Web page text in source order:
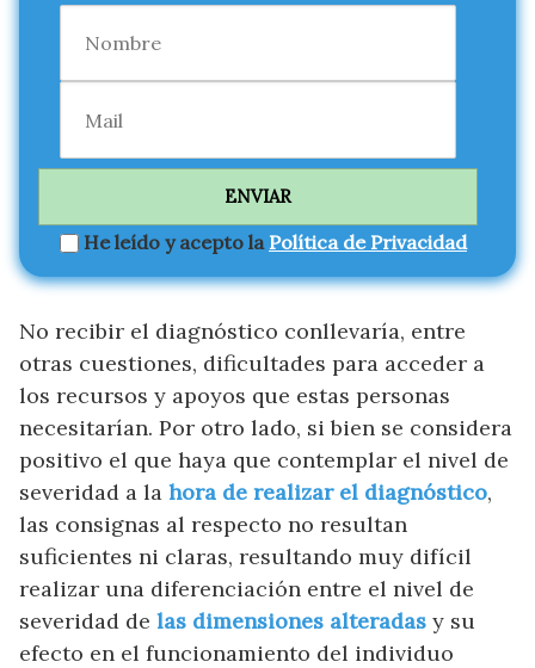
He leído y acepto la Política de Privacidad
No recibir el diagnóstico conllevaría, entre
otras cuestiones, dificultades para acceder a
los recursos y apoyos que estas personas
necesitarían. Por otro lado, si bien se considera
positivo el que haya que contemplar el nivel de
severidad a la hora de realizar el diagnóstico,
las consignas al respecto no resultan
suficientes ni claras, resultando muy difícil
realizar una diferenciación entre el nivel de
severidad de las dimensiones alteradas y su
efecto en el funcionamiento del individuo